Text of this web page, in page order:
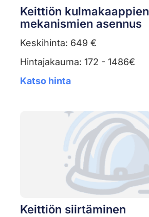
Keittiön kulmakaappien
mekanismien asennus
Keskihinta: 649 €
Hintajakauma: 172 - 1486€
Katso hinta
Keittiön siirtäminen